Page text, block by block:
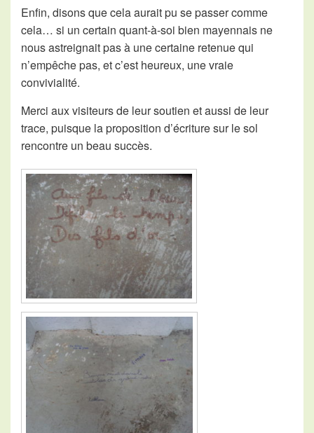
Enfin, disons que cela aurait pu se passer comme
cela… si un certain quant-à-soi bien mayennais ne
nous astreignait pas à une certaine retenue qui
n’empêche pas, et c’est heureux, une vraie
convivialité.
Merci aux visiteurs de leur soutien et aussi de leur
trace, puisque la proposition d’écriture sur le sol
rencontre un beau succès.